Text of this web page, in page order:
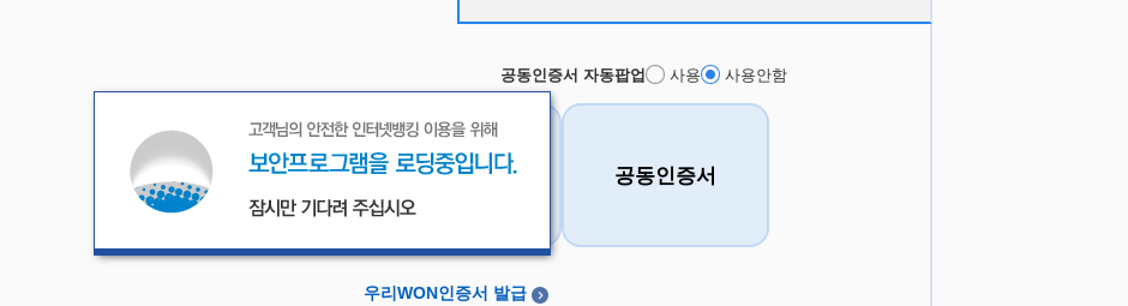
공동인증서 자동팝업 사용 사용안함
우리WON인증서 금융인증서 공동인증서
우리WON인증서 발급